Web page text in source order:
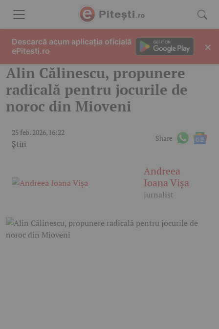
Alin Călinescu, propunere
radicală pentru jocurile de
noroc din Mioveni
25 feb. 2026, 16:22
Știri
Share
Andreea
Ioana Vișa
jurnalist
Descarcă acum aplicația oficială
ePitesti.ro
×